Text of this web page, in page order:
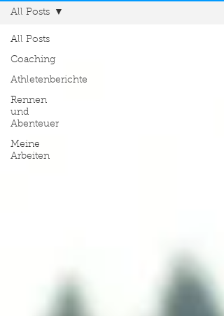
All Posts
Coaching
Athletenberichte
Rennen
und
Abenteuer
Meine
Arbeiten
All Posts